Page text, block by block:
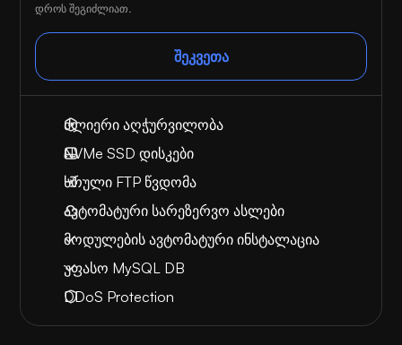
დროს შეგიძლიათ.
შეკვეთა
ძლიერი აღჭურვილობა
NVMe SSD დისკები
სრული FTP წვდომა
ავტომატური სარეზერვო ასლები
მოდულების ავტომატური ინსტალაცია
უფასო MySQL DB
DDoS Protection